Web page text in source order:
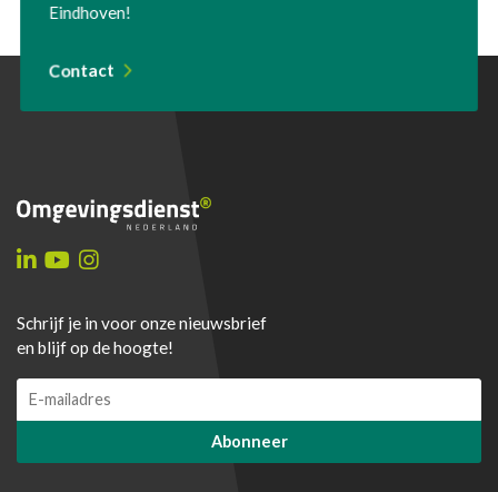
Eindhoven!
Contact
Schrijf je in voor onze nieuwsbrief
en blijf op de hoogte!
E
m
Abonneer